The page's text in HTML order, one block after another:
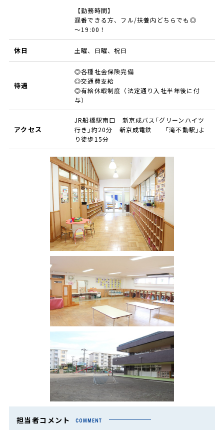
【勤務時間】
遅番できる方、フル/扶養内どちらでも◎
～19:00！
休日 土曜、日曜、祝日
待遇
◎各種社会保険完備
◎交通費支給
◎有給休暇制度（法定通り入社半年後に付
与）
アクセス
JR船橋駅南口 新京成バス｢グリーンハイツ
行き｣約20分 新京成電鉄 ｢滝不動駅｣よ
り徒歩15分
担当者コメント COMMENT